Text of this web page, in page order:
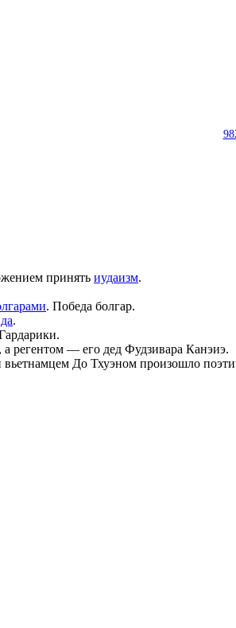
принять иудаизм.
. Победа болгар.
.
регентом — его дед Фудзивара Канэиэ.
До Тхуэном произошло